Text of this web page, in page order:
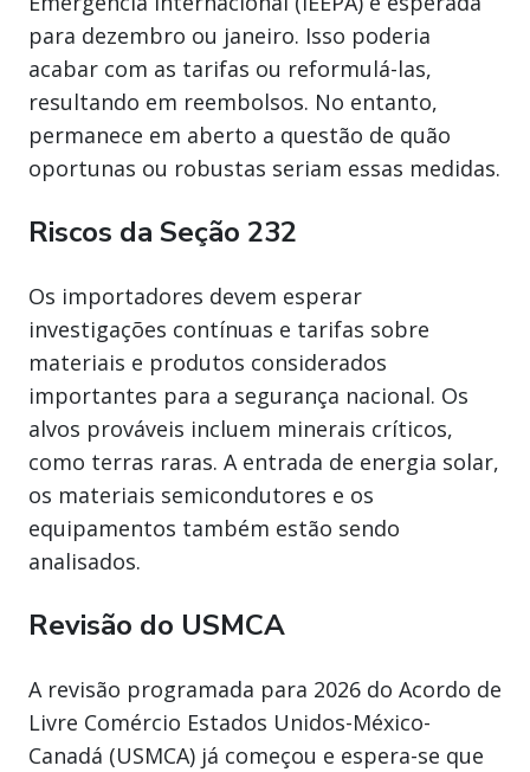
para dezembro ou janeiro. Isso poderia
acabar com as tarifas ou reformulá-las,
resultando em reembolsos. No entanto,
permanece em aberto a questão de quão
oportunas ou robustas seriam essas medidas.
Riscos da Seção 232
Os importadores devem esperar
investigações contínuas e tarifas sobre
materiais e produtos considerados
importantes para a segurança nacional. Os
alvos prováveis incluem minerais críticos,
como terras raras. A entrada de energia solar,
os materiais semicondutores e os
equipamentos também estão sendo
analisados.
Revisão do USMCA
A revisão programada para 2026 do Acordo de
Livre Comércio Estados Unidos-México-
Canadá (USMCA) já começou e espera-se que